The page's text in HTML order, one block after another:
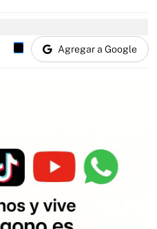
Agregar a Google